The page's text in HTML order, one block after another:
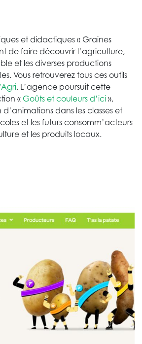
et didactiques « Graines
de faire découvrir l’agriculture,
et les diverses productions
Vous retrouverez tous ces outils
. L’agence poursuit cette
« Goûts et couleurs d’ici »,
dans les classes et
et les futurs consomm’acteurs
et les produits locaux.